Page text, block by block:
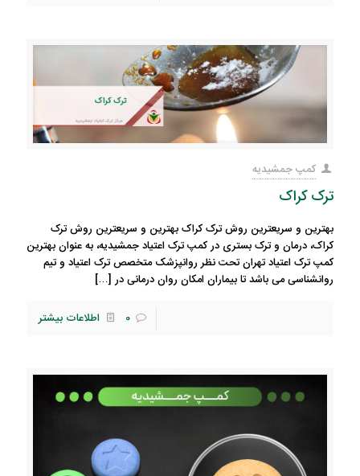
کمپ جمشیدیه
ترک کراک
بهترین و سریعترین روش ترک کراک بهترین و سریعترین روش ترک
کراک، درمان و ترک بستری در کمپ ترک اعتیاد جمشیدیه، به عنوان بهترین
کمپ ترک اعتیاد تهران تحت نظر روانپزشک متخصص ترک اعتیاد و تیم
روانشناسی می باشد تا بیماران امکان روان درمانی در […]
0 اطلاعات بیشتر